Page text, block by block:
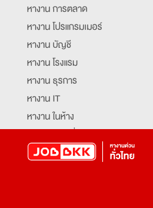
หางาน การตลาด
หางาน โปรแกรมเมอร์
หางาน บัญชี
หางาน โรงแรม
หางาน ธุรการ
หางาน IT
หางาน ในห้าง
หางาน ท่องเที่ยว
หางาน จัดซื้อ